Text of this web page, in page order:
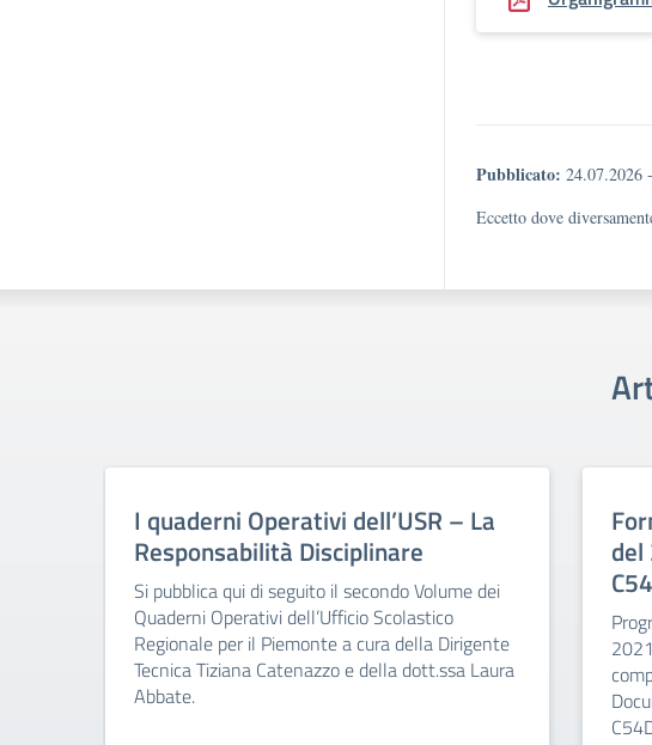
Pubblicato: 24.07.2026 -
Eccetto dove
I quaderni Operativi dell’USR – La
Responsabilità Disciplinare
Si pubblica qui di seguito il secondo Volume dei
Quaderni Operativi dell’Ufficio Scolastico
Regionale per il Piemonte a cura della Dirigente
Tecnica Tiziana Catenazzo e della dott.ssa Laura
Abbate.